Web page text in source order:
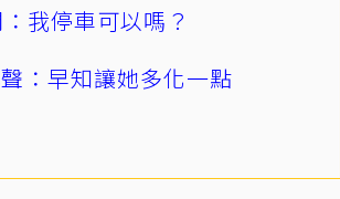
我停車可以嗎？
：早知讓她多化一點